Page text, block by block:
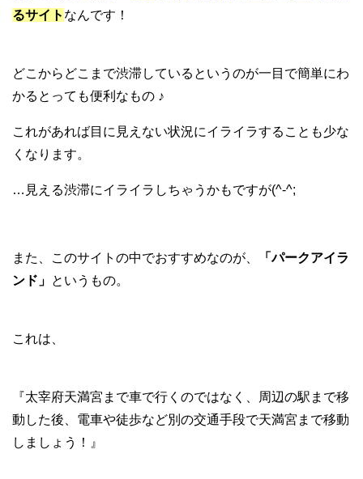
るサイト なんです！
どこからどこまで渋滞しているというのが一目で簡単にわ
かるとっても便利なもの ♪
これがあれば目に見えない状況にイライラすることも少な
くなります。
…見える渋滞にイライラしちゃうかもですが(^-^;
また、このサイトの中でおすすめなのが、
「パークアイラ
ンド」 というもの。
これは、
『太宰府天満宮まで車で行くのではなく、周辺の駅まで移
動した後、電車や徒歩など別の交通手段で天満宮まで移動
しましょう！』